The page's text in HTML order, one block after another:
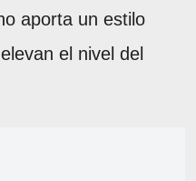
aporta un estilo
el nivel del